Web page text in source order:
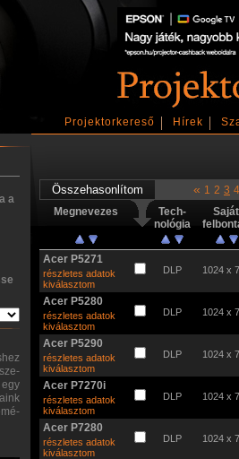
Projektorkereső Hírek
a
« 1 2 3 4
Megnevezes
Tech-
nológia
Saját
Acer P5271
részletes adatok
kiválasztom
DLP 1024 x
Acer P5280
részletes adatok
kiválasztom
DLP 1024 x
Acer P5290
részletes adatok
kiválasztom
DLP 1024 x
Acer P7270i
részletes adatok
kiválasztom
DLP 1024 x
Acer P7280
részletes adatok
kiválasztom
DLP 1024 x